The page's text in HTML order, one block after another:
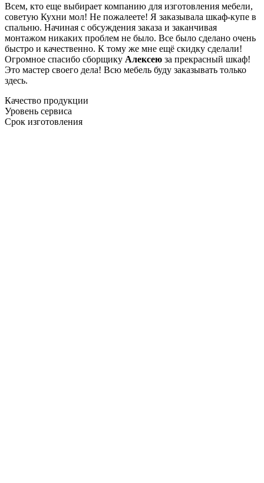
Всем, кто еще выбирает компанию для изготовления мебели,
советую Кухни мол! Не пожалеете! Я заказывала шкаф-купе в
спальню. Начиная с обсуждения заказа и заканчивая
монтажом никаких проблем не было. Все было сделано очень
быстро и качественно. К тому же мне ещё скидку сделали!
Огромное спасибо сборщику Алексею за прекрасный шкаф!
Это мастер своего дела! Всю мебель буду заказывать только
здесь.
Качество продукции
Уровень сервиса
Срок изготовления